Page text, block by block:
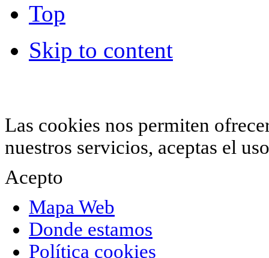
Top
Skip to content
Las cookies nos permiten
nuestros servicios, aceptas el
Acepto
Mapa Web
Donde estamos
Política cookies